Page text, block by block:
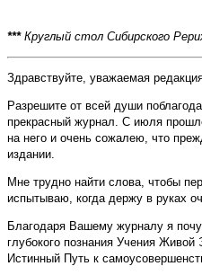
***Круглый стол Сибирского
Здравствуйте, уважаемая
Разрешите от всей души
прекрасный журнал. С июля
на него и очень сожалею, что
издании.
Мне трудно найти слова, чтобы
испытываю, когда держу в руках
Благодаря Вашему журналу я
глубокого познания Учения
Истинный Путь к